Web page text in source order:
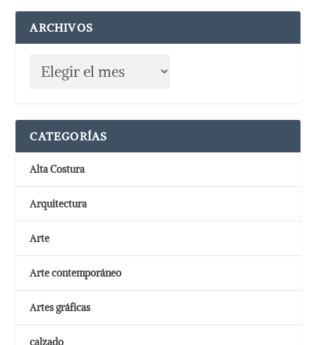
ARCHIVOS
CATEGORÍAS
Alta Costura
Arquitectura
Arte
Arte contemporáneo
Artes gráficas
calzado